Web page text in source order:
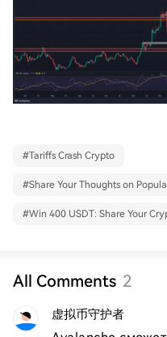
#Tariffs Crash Crypto
#Share Your Thoughts on
#Win 400 USDT: Share Your
All Comments 2
虚拟币守护者